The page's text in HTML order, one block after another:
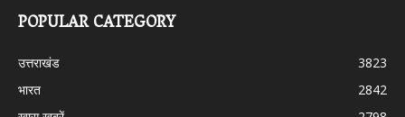
POPULAR CATEGORY
उत्तराखंड
3823
भारत
2842